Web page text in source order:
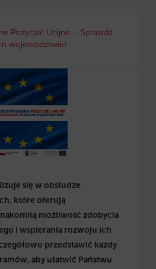
Pożyczki Unijne – Sprawdź
województwie!
się w obsłudze
które oferują
możliwość zdobycia
i wspierania rozwoju ich
przedstawić każdy
aby ułatwić Państwu